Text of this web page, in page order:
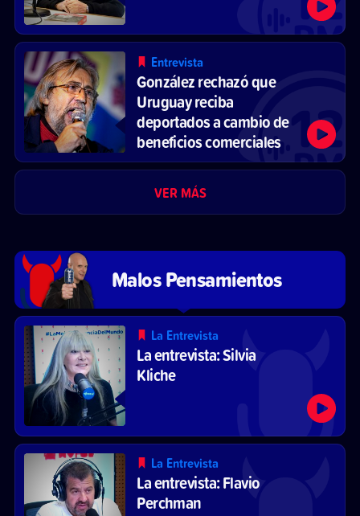
Entrevista
González rechazó que
Uruguay reciba
deportados a cambio de
beneficios comerciales
VER MÁS
Malos Pensamientos
La Entrevista
La entrevista: Silvia
Kliche
La Entrevista
La entrevista: Flavio
Perchman